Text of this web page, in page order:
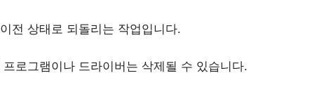
전 상태로 되돌리는 작업입니다.
로그램이나 드라이버는 삭제될 수 있습니다.